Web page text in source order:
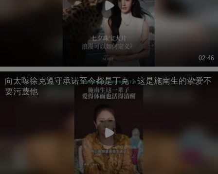
02:46
向太曝徐克遵守承诺至今都是丁克：这是施南生的挚爱不
要污蔑他